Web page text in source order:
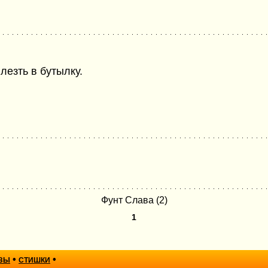
в бутылку.
Фунт Слава (2)
1
• СТИШКИ •